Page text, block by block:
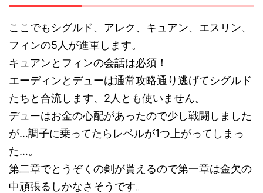
ここでもシグルド、アレク、キュアン、エスリン、
フィンの5人が進軍します。
キュアンとフィンの会話は必須！
エーディンとデューは通常攻略通り逃げてシグルド
たちと合流します、2人とも使いません。
デューはお金の心配があったので少し戦闘しました
が…調子に乗ってたらレベルが1つ上がってしまっ
た…。
第二章でとうぞくの剣が貰えるので第一章は金欠の
中頑張るしかなさそうです。